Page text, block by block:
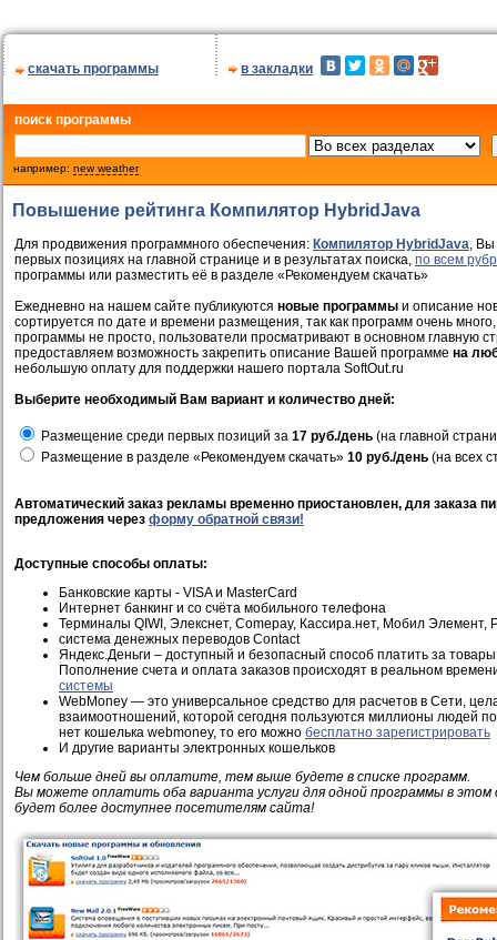
скачать программы в закладки
поиск программы
например: new weather
Повышение рейтинга Компилятор HybridJava
Для продвижения программного обеспечения: Компилятор HybridJava, Вы
первых позициях на главной странице и в результатах поиска, по всем
программы или разместить её в разделе «Рекомендуем скачать»
Ежедневно на нашем сайте публикуются новые программы и описание
сортируется по дате и времени размещения, так как программ очень
программы не просто, пользователи просматривают в основном главную
предоставляем возможность закрепить описание Вашей программе на
небольшую оплату для поддержки нашего портала SoftOut.ru
Выберите необходимый Вам вариант и количество дней:
Размещение среди первых позиций за 17 руб./день (на главной
Размещение в разделе «Рекомендуем скачать» 10 руб./день (на всех
Автоматический заказ рекламы временно приостановлен, для заказа
предложения через форму обратной связи!
Доступные способы оплаты:
Банковские карты - VISA и MasterCard
Интернет банкинг и со счёта мобильного телефона
Терминалы QIWI, Элекснет, Comepay, Кассира.нет, Мобил Элемент,
система денежных переводов Contact
Яндекс.Деньги – доступный и безопасный способ платить за товары
Пополнение счета и оплата заказов происходят в реальном
системы
WebMoney — это универсальное средство для расчетов в Сети,
взаимоотношений, которой сегодня пользуются миллионы людей
нет кошелька webmoney, то его можно бесплатно зарегистрировать
И другие варианты электронных кошельков
Чем больше дней вы оплатите, тем выше будете в списке программ.
Вы можете оплатить оба варианта услуги для одной программы в этом
будет более доступнее посетителям сайта!